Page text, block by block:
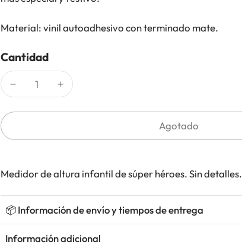
Material: vinil autoadhesivo con terminado mate.
Cantidad
Agotado
Medidor de altura infantil de súper héroes. Sin detalles.
📦 Información de envío y tiempos de entrega
Información adicional